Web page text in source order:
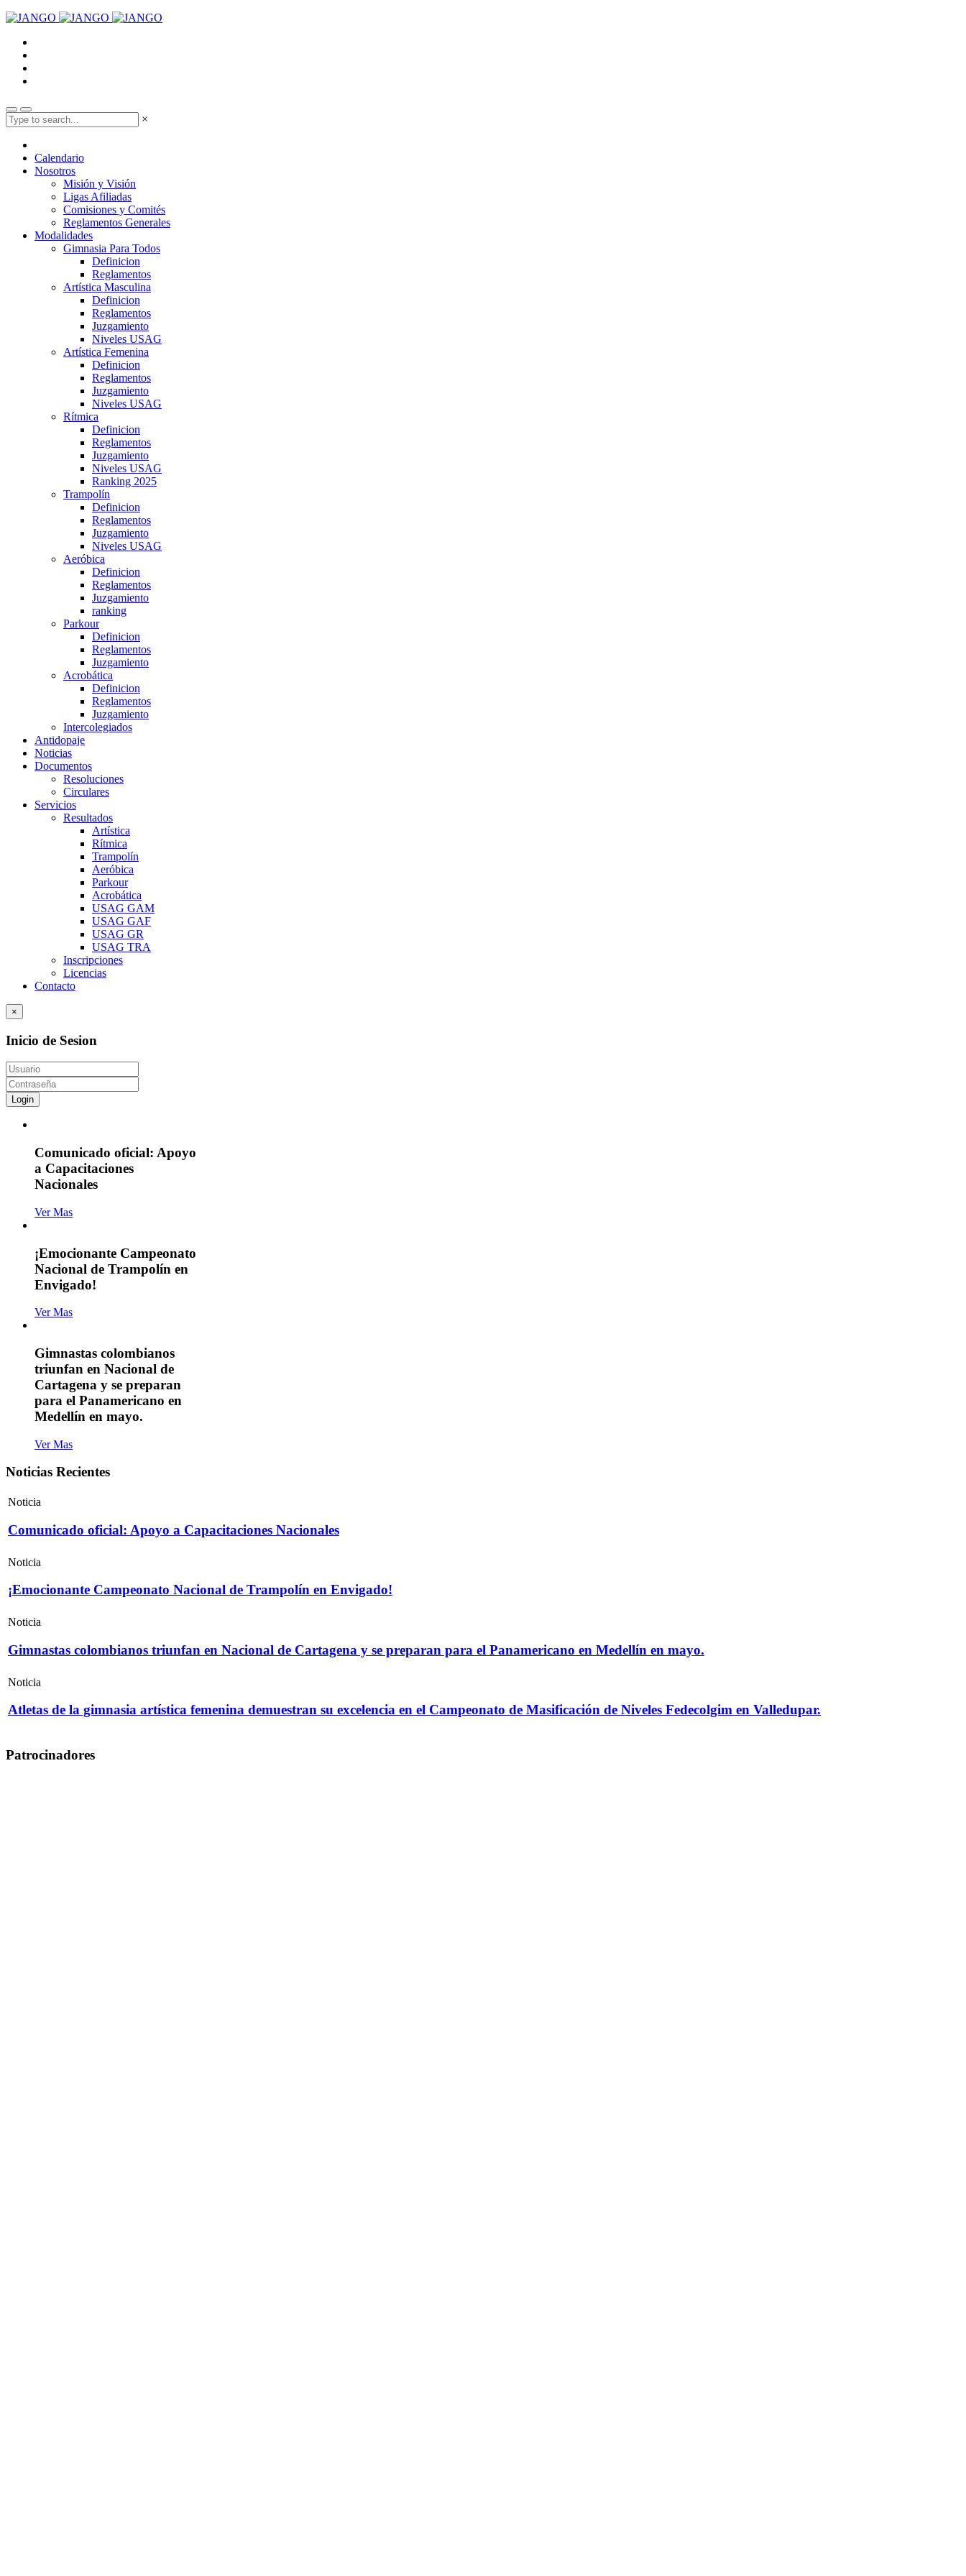
×
Calendario
Nosotros
Misión y Visión
Ligas Afiliadas
Comisiones y Comités
Reglamentos Generales
Modalidades
Gimnasia Para Todos
Definicion
Reglamentos
Artística Masculina
Definicion
Reglamentos
Juzgamiento
Niveles USAG
Artística Femenina
Definicion
Reglamentos
Juzgamiento
Niveles USAG
Rítmica
Definicion
Reglamentos
Juzgamiento
Niveles USAG
Ranking 2025
Trampolín
Definicion
Reglamentos
Juzgamiento
Niveles USAG
Aeróbica
Definicion
Reglamentos
Juzgamiento
ranking
Parkour
Definicion
Reglamentos
Juzgamiento
Acrobática
Definicion
Reglamentos
Juzgamiento
Intercolegiados
Antidopaje
Noticias
Documentos
Resoluciones
Circulares
Servicios
Resultados
Artística
Rítmica
Trampolín
Aeróbica
Parkour
Acrobática
USAG GAM
USAG GAF
USAG GR
USAG TRA
Inscripciones
Licencias
Contacto
×
Inicio de Sesion
Login
Comunicado oficial: Apoyo
a Capacitaciones
Nacionales
Ver Mas
¡Emocionante Campeonato
Nacional de Trampolín en
Envigado!
Ver Mas
Gimnastas colombianos
triunfan en Nacional de
Cartagena y se preparan
para el Panamericano en
Medellín en mayo.
Ver Mas
Noticias Recientes
Noticia
Comunicado oficial: Apoyo a Capacitaciones Nacionales
Noticia
¡Emocionante Campeonato Nacional de Trampolín en Envigado!
Noticia
Gimnastas colombianos triunfan en Nacional de Cartagena y se preparan para el Panamericano en Medellín en mayo.
Noticia
Atletas de la gimnasia artística femenina demuestran su excelencia en el Campeonato de Masificación de Niveles Fedecolgim en Valledupar.
Patrocinadores